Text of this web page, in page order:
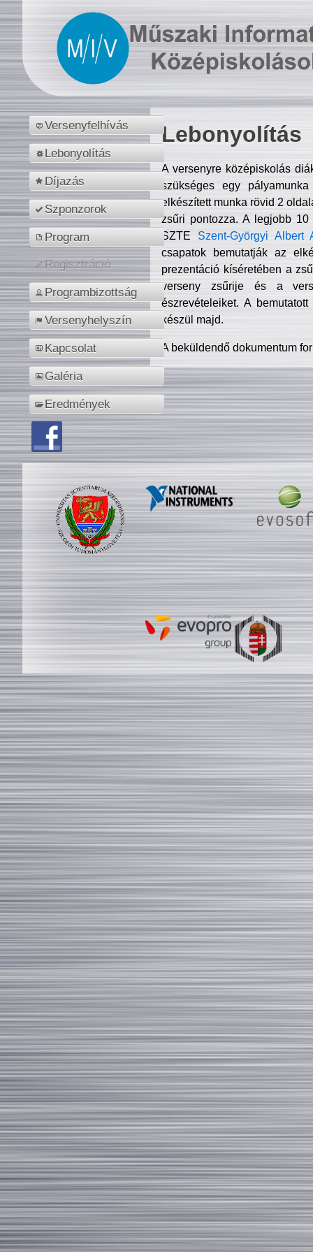
Versenyfelhívás
Lebonyolítás
Díjazás
Szponzorok
Program
Regisztráció
Programbizottság
Versenyhelyszín
Kapcsolat
Galéria
Eredmények
Lebonyolítás
A versenyre középiskolás
szükséges egy
elkészített munka rövid 2
zsűri pontozza. A legjobb
SZTE Szent-Györgyi Albert
csapatok bemutatják az
prezentáció kíséretében a
verseny zsűrije és a
észrevételeiket. A
készül majd.
A beküldendő dokumentum